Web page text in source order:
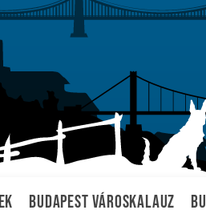
Budapest városkalauz